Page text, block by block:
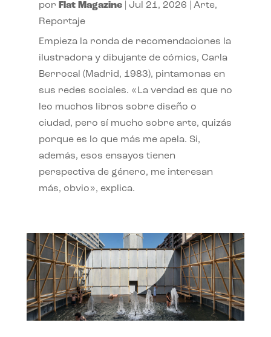
por Flat Magazine| Jul 21, 2026 Arte,
Reportaje
Empieza la ronda de recomendaciones la
ilustradora y dibujante de cómics, Carla
Berrocal (Madrid, 1983), pintamonas en
sus redes sociales. «La verdad es que no
leo muchos libros sobre diseño o
ciudad, pero sí mucho sobre arte, quizás
porque es lo que más me apela. Si,
además, esos ensayos tienen
perspectiva de género, me interesan
más, obvio», explica.